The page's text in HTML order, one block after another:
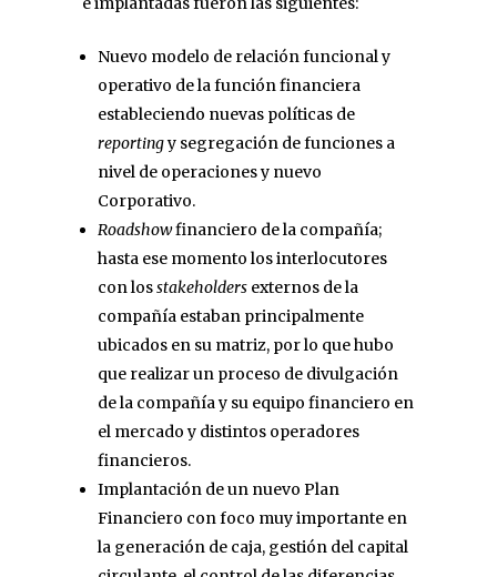
Nuevo modelo de relación funcional y
operativo de la función financiera
estableciendo nuevas políticas de
reportingy segregación de funciones a
nivel de operaciones y nuevo
Corporativo.
Roadshowfinanciero de la compañía;
hasta ese momento los interlocutores
con losstakeholders externos de la
compañía estaban principalmente
ubicados en su matriz, por lo que hubo
que realizar un proceso de divulgación
de la compañía y su equipo financiero en
el mercado y distintos operadores
financieros.
Implantación de un nuevo Plan
Financiero con foco muy importante en
la generación de caja, gestión del capital